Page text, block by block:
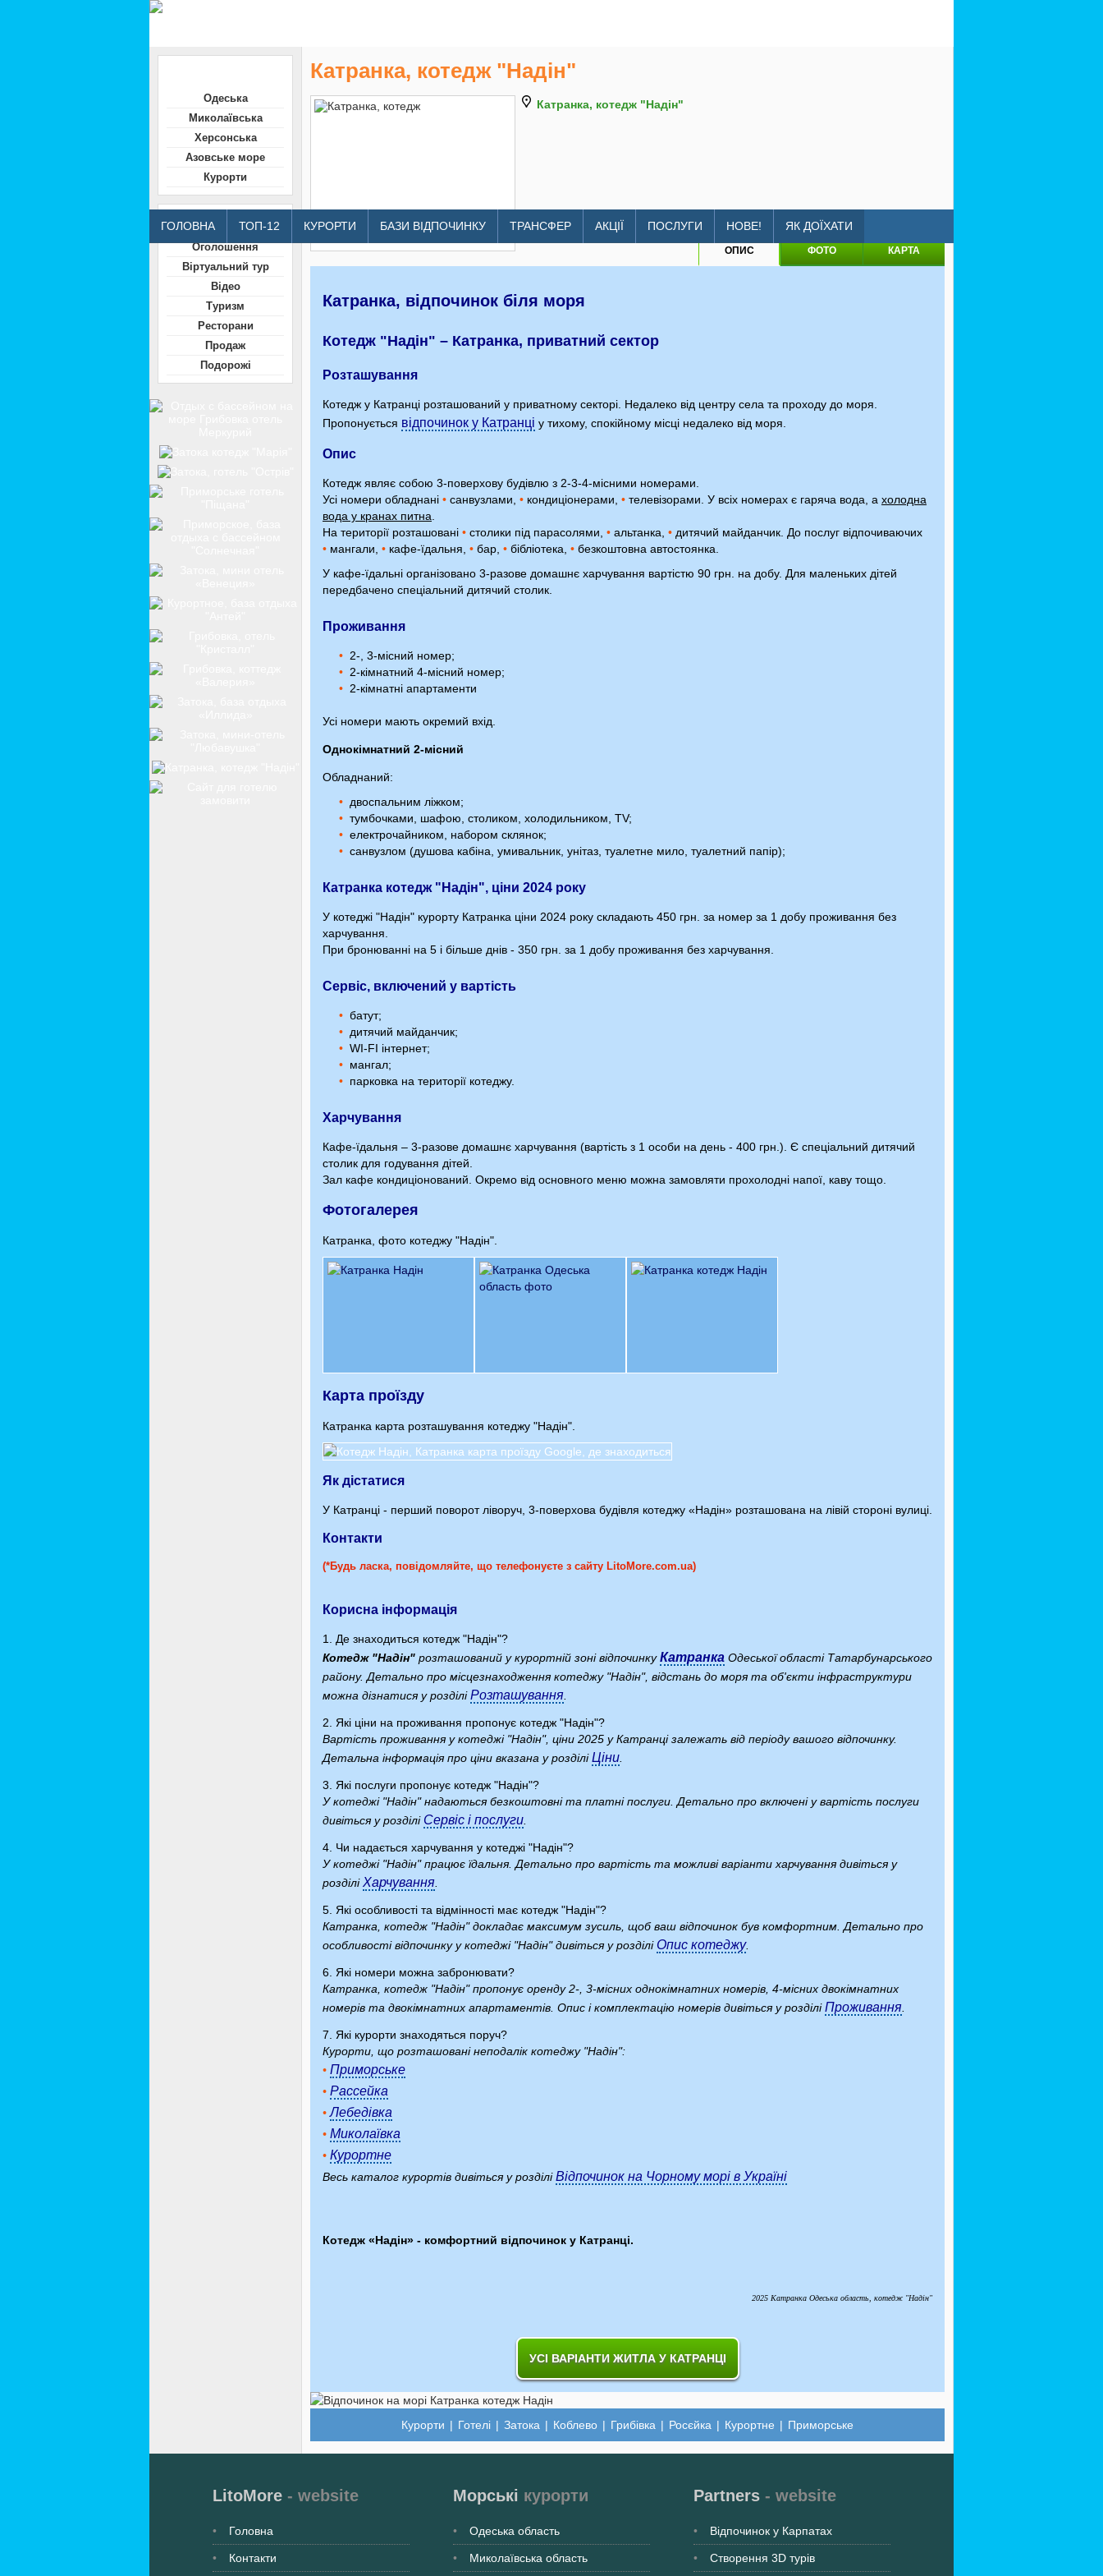
ГОЛОВНА ТОП-12 КУРОРТИ БАЗИ ВІДПОЧИНКУ ТРАНСФЕР АКЦІЇ ПОСЛУГИ НОВЕ! ЯК ДОЇХАТИ
Одеська
Миколаївська
Херсонська
Азовське море
Курорти
Оголошення
Віртуальний тур
Відео
Туризм
Ресторани
Продаж
Подорожі
Катранка, котедж "Надін"
Катранка, котедж "Надін"
litomore.com.ua/hotels/nadine
ОПИС ФОТО КАРТА
Катранка, відпочинок біля моря
Котедж "Надін" – Катранка, приватний сектор
Розташування
Котедж у Катранці розташований у приватному секторі. Недалеко від центру села та проходу до моря.
Пропонується відпочинок у Катранці у тихому, спокійному місці недалеко від моря.
Опис
Котедж являє собою 3-поверхову будівлю з 2-3-4-місними номерами.
Усі номери обладнані • санвузлами, • кондиціонерами, • телевізорами. У всіх номерах є гаряча вода, а холодна
вода у кранах питна
На території розташовані • столики під парасолями, • альтанка, • дитячий майданчик. До послуг відпочиваючих
• мангали, • кафе-їдальня, • бар, • бібліотека, • безкоштовна автостоянка.
У кафе-їдальні організовано 3-разове домашнє харчування вартістю 90 грн. на добу. Для маленьких дітей
передбачено спеціальний дитячий столик.
Проживання
2-, 3-місний номер;
2-кімнатний 4-місний номер;
2-кімнатні апартаменти
Усі номери мають окремий вхід.
Однокімнатний 2-місний
Обладнаний:
двоспальним ліжком;
тумбочками, шафою, столиком, холодильником, ТV;
електрочайником, набором склянок;
санвузлом (душова кабіна, умивальник, унітаз, туалетне мило, туалетний папір);
Катранка котедж "Надін", ціни 2024 року
У котеджі "Надін" курорту Катранка ціни 2024 року складають 450 грн. за номер за 1 добу проживання без
харчування.
При бронюванні на 5 і більше днів - 350 грн. за 1 добу проживання без харчування.
Сервіс, включений у вартість
батут;
дитячий майданчик;
WI-FI інтернет;
мангал;
парковка на території котеджу.
Харчування
Кафе-їдальня – 3-разове домашнє харчування (вартість з 1 особи на день - 400 грн.). Є спеціальний дитячий
столик для годування дітей.
Зал кафе кондиціонований. Окремо від основного меню можна замовляти прохолодні напої, каву тощо.
Фотогалерея
Катранка, фото котеджу "Надін".
Карта проїзду
Катранка карта розташування котеджу "Надін".
Як дістатися
У Катранці - перший поворот ліворуч, 3-поверхова будівля котеджу «Надін» розташована на лівій стороні вулиці.
Контакти
(*Будь ласка, повідомляйте, що телефонуєте з сайту LitoMore.com.ua)
Корисна інформація
1. Де знаходиться котедж "Надін"?
Котедж "Надін" розташований у курортній зоні відпочинкуКатранка Одеської області Татарбунарського
району. Детально про місцезнаходження котеджу "Надін", відстань до моря та об'єкти інфраструктури
можна дізнатися у розділіРозташування
2. Які ціни на проживання пропонує котедж "Надін"?
Вартість проживання у котеджі "Надін", ціни 2025 у Катранці залежать від періоду вашого відпочинку.
Детальна інформація про ціни вказана у розділіЦіни
3. Які послуги пропонує котедж "Надін"?
У котеджі "Надін" надаються безкоштовні та платні послуги. Детально про включені у вартість послуги
дивіться у розділі Сервіс і послуги
4. Чи надається харчування у котеджі "Надін"?
У котеджі "Надін" працює їдальня. Детально про вартість та можливі варіанти харчування дивіться у
розділіХарчування
5. Які особливості та відмінності має котедж "Надін"?
Катранка, котедж "Надін" докладає максимум зусиль, щоб ваш відпочинок був комфортним. Детально про
особливості відпочинку у котеджі "Надін" дивіться у розділі Опис котеджу.
6. Які номери можна забронювати?
Катранка, котедж "Надін" пропонує оренду 2-, 3-місних однокімнатних номерів, 4-місних двокімнатних
номерів та двокімнатних апартаментів. Опис і комплектацію номерів дивіться у розділіПроживання
7. Які курорти знаходяться поруч?
Курорти, що розташовані неподалік котеджу "Надін":
• Приморське
• Рассейка
• Лебедівка
• Миколаївка
• Курортне
Весь каталог курортів дивіться у розділіВідпочинок на Чорному морі в Україні
Котедж «Надін» - комфортний відпочинок у Катранці.
2025 Катранка Одеська область, котедж "Надін"
УСІ ВАРІАНТИ ЖИТЛА У КАТРАНЦІ
Курорти | Готелі | Затока | Коблево | Грибівка | Росєйка | Курортне | Приморське
LitoMore - website
Головна
Контакти
Морські курорти
Одеська область
Миколаївська область
Partners - website
Відпочинок у Карпатах
Створення 3D турів